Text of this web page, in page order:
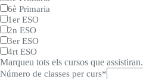
6è Primaria
1er ESO
2n ESO
3er ESO
4rt ESO
Marqueu tots els cursos que assistiran.
Número de classes per curs*